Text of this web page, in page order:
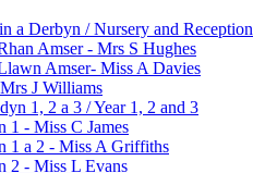
a Derbyn / Nursery and Reception
Amser - Mrs S Hughes
Amser- Miss A Davies
J Williams
1, 2 a 3 / Year 1, 2 and 3
1 - Miss C James
1 a 2 - Miss A Griffiths
2 - Miss L Evans